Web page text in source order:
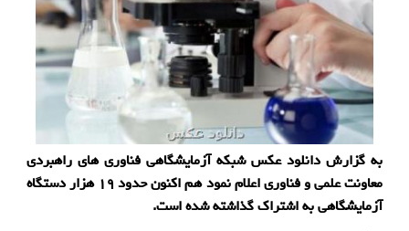
به گزارش دانلود عکس شبکه آزمایشگاهی فناوری های راهبردی
معاونت علمی و فناوری اعلام نمود هم اکنون حدود ۱۹ هزار دستگاه
آزمایشگاهی به اشتراک گذاشته شده است.